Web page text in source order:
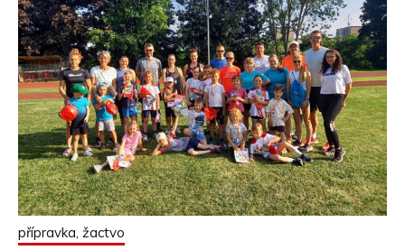
přípravka, žactvo